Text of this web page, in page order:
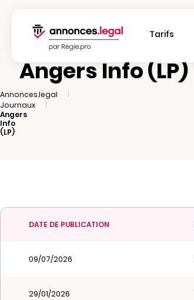
Tarifs
Annonces.legal
|
Journaux
|
Angers
Info
(LP)
Angers Info (LP)
DATE DE PUBLICATION
09/07/2026
29/01/2026